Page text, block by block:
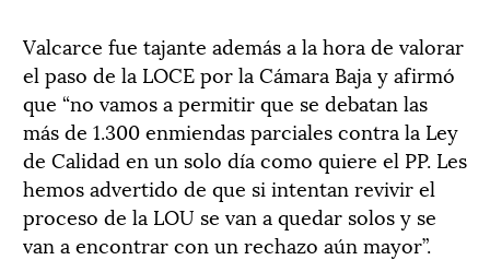
Valcarce fue tajante además a la hora de valorar
el paso de la LOCE por la Cámara Baja y afirmó
que “no vamos a permitir que se debatan las
más de 1.300 enmiendas parciales contra la Ley
de Calidad en un solo día como quiere el PP. Les
hemos advertido de que si intentan revivir el
proceso de la LOU se van a quedar solos y se
van a encontrar con un rechazo aún mayor”.